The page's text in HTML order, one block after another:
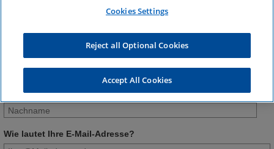
Nachname
Wie lautet Ihre E-Mail-Adresse?
Cookies Settings
Reject all Optional Cookies
Accept All Cookies